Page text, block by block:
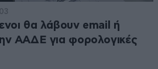
θα λάβουν email ή
ΑΑΔΕ για φορολογικές